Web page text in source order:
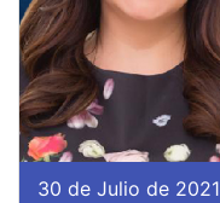
30 de Julio de 2021